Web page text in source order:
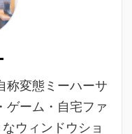
称変態ミーハーサ
ゲーム・自宅ファ
ウィンドウショ